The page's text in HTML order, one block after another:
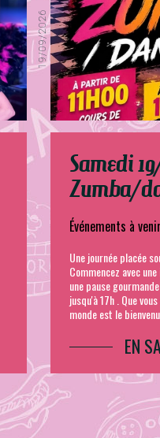
19/09/2026
Samedi
Zumba/
Événements à venir
Une journée placée
Commencez avec
une pause
jusqu'à 17h . Que
monde est le
EN